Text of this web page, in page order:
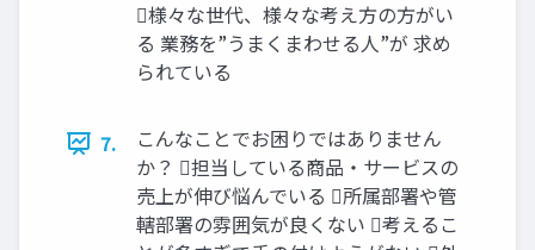
様々な世代、様々な考え方の方がい
る 業務を”うまくまわせる人”が 求め
られている
7.
こんなことでお困りではありません
か？ 担当している商品・サービスの
売上が伸び悩んでいる 所属部署や管
轄部署の雰囲気が良くない 考えるこ